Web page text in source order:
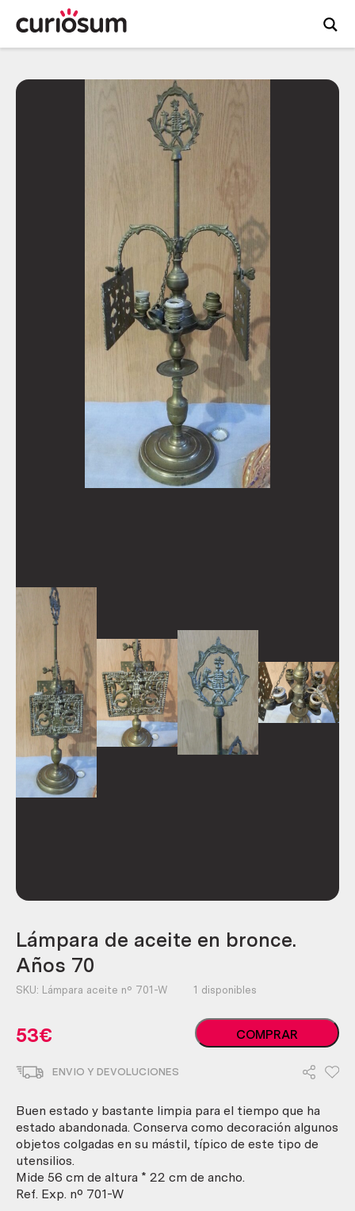
Lámpara de aceite en bronce.
Años 70
SKU: Lámpara aceite nº 701-W 1 disponibles
53€
Lámpara
de
Años
70
cantidad
COMPRAR
ENVIO Y DEVOLUCIONES
Buen estado y bastante limpia para el tiempo que ha
estado abandonada. Conserva como decoración algunos
objetos colgadas en su mástil, típico de este tipo de
utensilios.
Mide 56 cm de altura * 22 cm de ancho.
Ref. Exp. nº 701-W